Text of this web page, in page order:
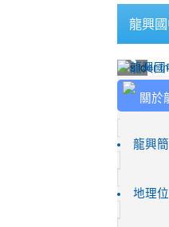
龍興國
:::
龍興
地理